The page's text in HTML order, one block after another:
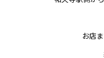
お店